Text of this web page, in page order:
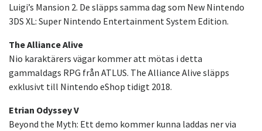
Luigi’s Mansion 2. De släpps samma dag som New Nintendo
3DS XL: Super Nintendo Entertainment System Edition.
The Alliance Alive
Nio karaktärers vägar kommer att mötas i detta
gammaldags RPG från ATLUS. The Alliance Alive släpps
exklusivt till Nintendo eShop tidigt 2018.
Etrian Odyssey V
Beyond the Myth: Ett demo kommer kunna laddas ner via